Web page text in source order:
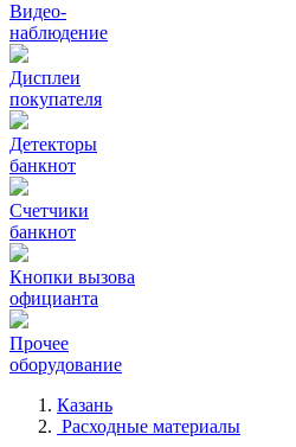
Видео‑
наблюдение
Дисплеи
покупателя
Детекторы
банкнот
Счетчики
банкнот
Кнопки вызова
официанта
Прочее
оборудование
Казань
Расходные материалы